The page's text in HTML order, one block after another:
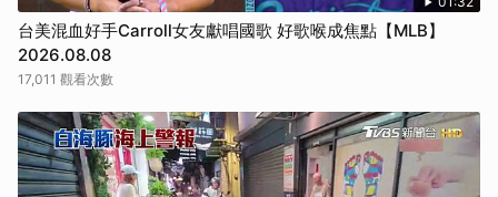
台美混血好手Carroll女友獻唱國歌 好歌喉成焦點【MLB】
2026.08.08
17,011 觀看次數